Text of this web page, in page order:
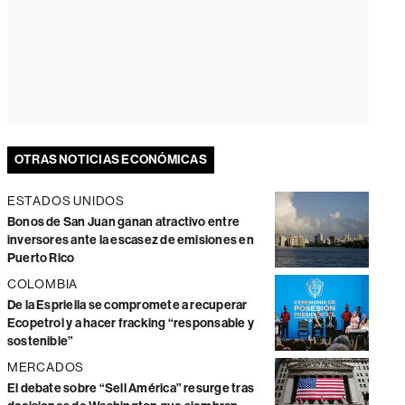
OTRAS NOTICIAS ECONÓMICAS
ESTADOS UNIDOS
Bonos de San Juan ganan atractivo entre
inversores ante la escasez de emisiones en
Puerto Rico
COLOMBIA
De la Espriella se compromete a recuperar
Ecopetrol y a hacer fracking “responsable y
sostenible”
MERCADOS
El debate sobre “Sell América” resurge tras